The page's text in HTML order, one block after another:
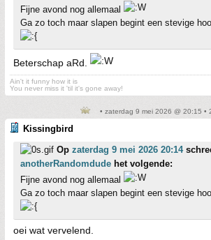
Fijne avond nog allemaal
Ga zo toch maar slapen begint een stevige
Beterschap aRd.
Ain't it funny how it is
You never miss it 'til it's gone away!
• zaterdag 9 mei 2026 @ 20:15 •
Kissingbird
Op zaterdag 9 mei 2026 20:14
anotherRandomdude het volgende:
Fijne avond nog allemaal
Ga zo toch maar slapen begint een stevige
oei wat vervelend.